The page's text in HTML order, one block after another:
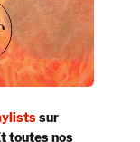
sur
toutes nos